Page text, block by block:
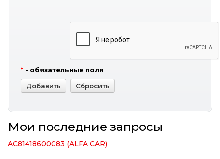
* - обязательные поля
Мои последние запросы
AC81418600083 (ALFA CAR)